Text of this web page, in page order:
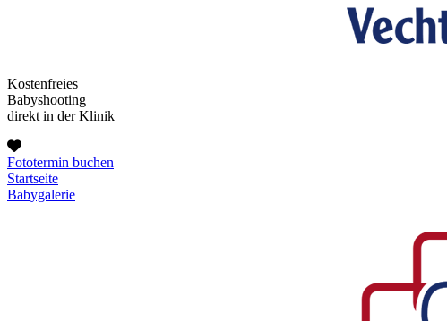
Kostenfreies
Babyshooting
direkt in der Klinik
Fototermin buchen
Startseite
Babygalerie